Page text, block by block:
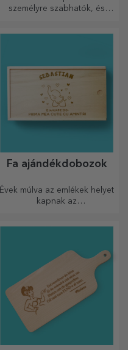
személyre szabhatók, és
Fa ajándékdobozok
Évek múlva az emlékek helyet
kapnak az